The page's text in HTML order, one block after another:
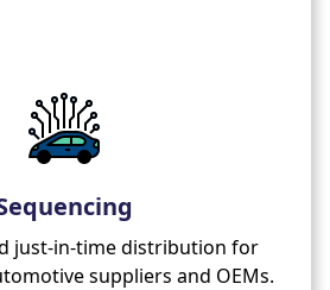
just-in-time distribution for
suppliers and OEMs.